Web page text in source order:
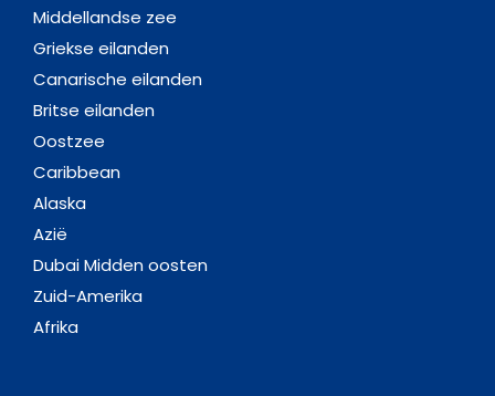
Middellandse zee
Griekse eilanden
Canarische eilanden
Britse eilanden
Oostzee
Caribbean
Alaska
Azië
Dubai Midden oosten
Zuid-Amerika
Afrika